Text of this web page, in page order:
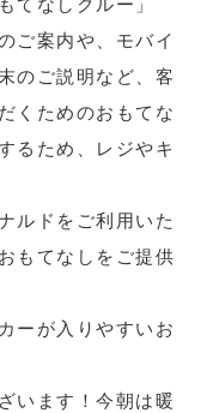
てなしクルー」
ご案内や、モバイ
のご説明など、客
くためのおもてな
るため、レジやキ
ルドをご利用いた
もてなしをご提供
ーが入りやすいお
います！今朝は暖